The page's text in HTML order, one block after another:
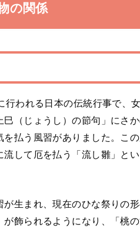
の関係
われる日本の伝統行事で、
（じょうし）の節句」にさ
払う風習がありました。こ
して厄を払う「流し雛」と
生まれ、現在のひな祭りの
飾られるようになり、「桃